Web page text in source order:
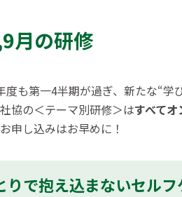
月の研修
度も第一4半期が過ぎ、新たな“学
協の＜テーマ別研修＞はすべて
申し込みはお早めに！
りで抱え込まないセルフ